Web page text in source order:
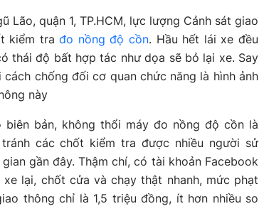
Lão, quận 1, TP.HCM, lực lượng Cảnh sát giao
kiểm trađo nồng độ cồn. Hầu hết lái xe đều
thái độ bất hợp tác như dọa sẽ bỏ lại xe. Say
chống đối cơ quan chức năng là hình ảnh
này
bản, không thổi máy đo nồng độ cồn là
các chốt kiểm tra được nhiều người sử
gần đây. Thậm chí, có tài khoản Facebook
lại, chốt cửa và chạy thật nhanh, mức phạt
thông chỉ là 1,5 triệu đồng, ít hơn nhiều so